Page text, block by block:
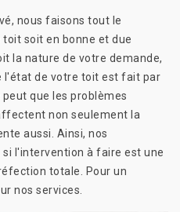
nous faisons tout le
soit en bonne et due
la nature de votre demande,
l'état de votre toit est fait par
que les problèmes
non seulement la
aussi. Ainsi, nos
l'intervention à faire est une
totale. Pour un
nos services.